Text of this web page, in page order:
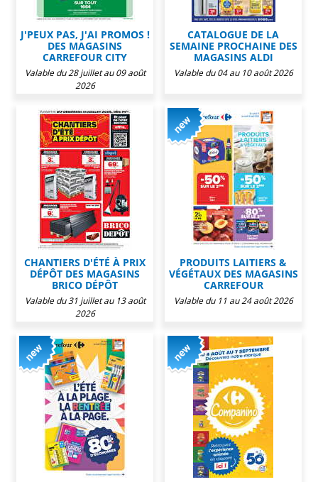
J'PEUX PAS, J'AI PROMOS !
DES MAGASINS
CARREFOUR CITY
Valable du 28 juillet au 09 août
2026
CATALOGUE DE LA
SEMAINE PROCHAINE DES
MAGASINS ALDI
Valable du 04 au 10 août 2026
CHANTIERS D'ÉTÉ À PRIX
DÉPÔT DES MAGASINS
BRICO DÉPÔT
Valable du 31 juillet au 13 août
2026
PRODUITS LAITIERS &
VÉGÉTAUX DES MAGASINS
CARREFOUR
Valable du 11 au 24 août 2026